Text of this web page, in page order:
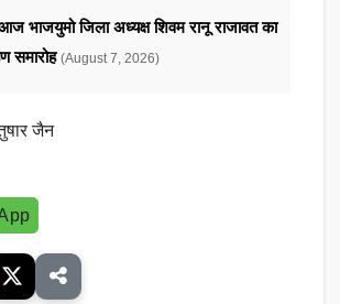
भाजयुमो जिला अध्यक्ष शिवम रानू राजावत का
समारोह (August 7, 2026)
जैन